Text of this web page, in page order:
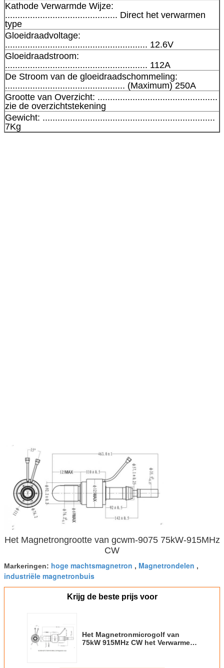
Kathode Verwarmde Wijze:
............................................. Direct het verwarmen
type
Gloeidraadvoltage:
......................................................... 12.6V
Gloeidraadstroom:
......................................................... 112A
De Stroom van de gloeidraadschommeling:
................................................ (Maximum) 250A
Grootte van Overzicht: ................................................
zie de overzichtstekening
Gewicht: .....................................................................
7Kg
Het Magnetrongrootte van gcwm-9075 75kW-915MHz
CW
Markeringen: hoge machtsmagnetron , Magnetrondelen ,
industriële magnetronbuis
Krijg de beste prijs voor
Het Magnetronmicrogolf van
75kW 915MHz CW het Verwarmen